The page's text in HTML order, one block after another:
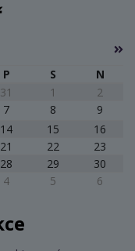
P S
N
31 1
2
7 8
9
14 15
16
21 22
23
28 29
30
4 5 6